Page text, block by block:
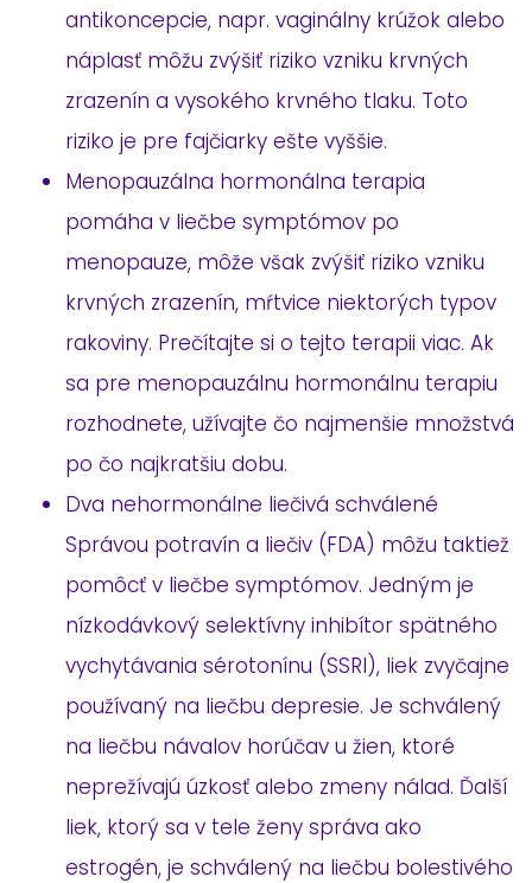
antikoncepcie, napr. vaginálny krúžok alebo
náplasť môžu zvýšiť riziko vzniku krvných
zrazenín a vysokého krvného tlaku. Toto
riziko je pre fajčiarky ešte vyššie.
Menopauzálna hormonálna terapia
pomáha v liečbe symptómov po
menopauze, môže však zvýšiť riziko vzniku
krvných zrazenín, mŕtvice niektorých typov
rakoviny. Prečítajte si o tejto terapii viac. Ak
sa pre menopauzálnu hormonálnu terapiu
rozhodnete, užívajte čo najmenšie množstvá
po čo najkratšiu dobu.
Dva nehormonálne liečivá schválené
Správou potravín a liečiv (FDA) môžu taktiež
pomôcť v liečbe symptómov. Jedným je
nízkodávkový selektívny inhibítor spätného
vychytávania sérotonínu (SSRI), liek zvyčajne
používaný na liečbu depresie. Je schválený
na liečbu návalov horúčav u žien, ktoré
neprežívajú úzkosť alebo zmeny nálad. Ďalší
liek, ktorý sa v tele ženy správa ako
estrogén, je schválený na liečbu bolestivého